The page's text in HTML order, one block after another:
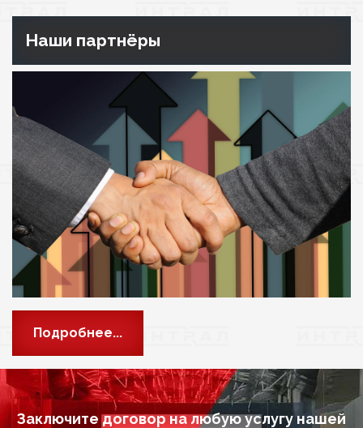
Наши партнёры
Подробнее...
Заключите договор на любую услугу нашей